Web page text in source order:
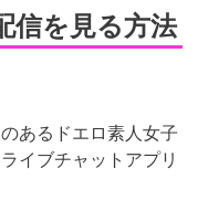
信を見る方法
あるドエロ素人女子
イブチャットアプリ